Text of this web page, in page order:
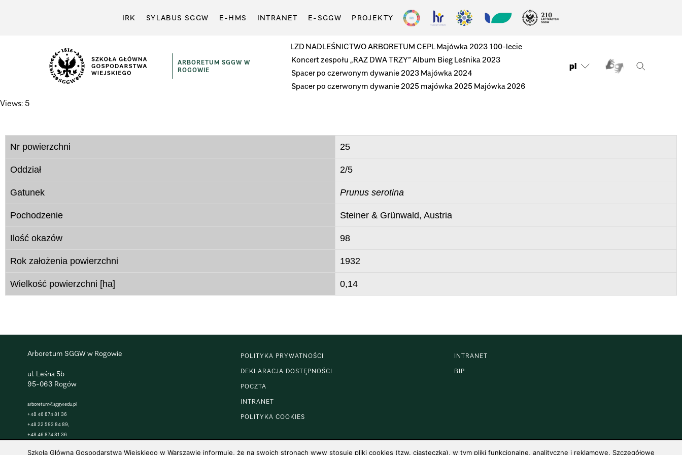
IRK SYLABUS SGGW E-HMS INTRANET E-SGGW PROJEKTY
ARBORETUM SGGW W
ROGOWIE
LZD NADLEŚNICTWOARBORETUM CEPLMajówka 2023 100-lecie
Koncert zespołu „RAZ DWA TRZY”Album Bieg Leśnika 2023
Spacer po czerwonym dywanie 2023 Majówka 2024
Spacer po czerwonym dywanie 2025 majówka 2025 Majówka 2026
pl
Views: 5
Nr powierzchni 25
Oddział 2/5
Gatunek Prunus serotina
Pochodzenie Steiner & Grünwald, Austria
Ilość okazów 98
Rok założenia powierzchni 1932
Wielkość powierzchni [ha] 0,14
Arboretum SGGW w Rogowie
ul. Leśna 5b
95-063 Rogów
arboretum@sggw.edu.pl
+48 46 874 81 36
+48 22 593 84 89,
+48 46 874 81 36
POLITYKA PRYWATNOŚCI
DEKLARACJA DOSTĘPNOŚCI
POCZTA
INTRANET
POLITYKA COOKIES
INTRANET
BIP
Szkoła Główna Gospodarstwa Wiejskiego w Warszawie informuje, że na swoich stronach www stosuje pliki cookies (tzw. ciasteczka), w tym pliki funkcjonalne, analityczne i reklamowe. Szczegółowe